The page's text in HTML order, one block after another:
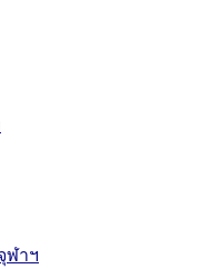
ฬาฯ